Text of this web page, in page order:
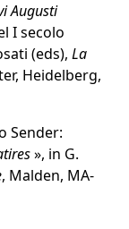
Augusti
I secolo
(eds), La
Heidelberg,
Sender:
», in G.
, Malden, MA-